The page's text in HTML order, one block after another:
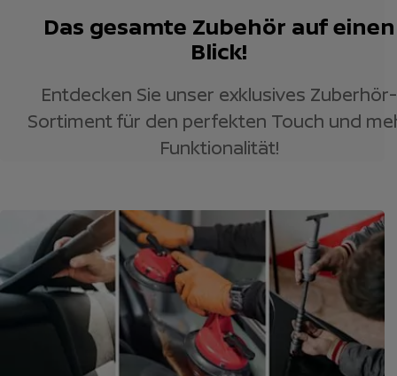
Das gesamte Zubehör auf einen
Blick!
Entdecken Sie unser exklusives Zuberhör-
Sortiment für den perfekten Touch und
Funktionalität!